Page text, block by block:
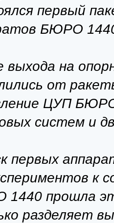
первый
БЮРО
выхода на
от
ЦУП
систем и
первых
к
прошла
разделяет